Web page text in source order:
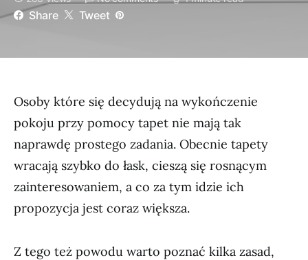
Share Tweet
Osoby które się decydują na wykończenie
pokoju przy pomocy tapet nie mają tak
naprawdę prostego zadania. Obecnie tapety
wracają szybko do łask, cieszą się rosnącym
zainteresowaniem, a co za tym idzie ich
propozycja jest coraz większa.
Z tego też powodu warto poznać kilka zasad,